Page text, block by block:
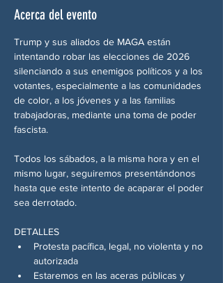
Acerca del evento
Trump y sus aliados de MAGA están
intentando robar las elecciones de 2026
silenciando a sus enemigos políticos y a los
votantes, especialmente a las comunidades
de color, a los jóvenes y a las familias
trabajadoras, mediante una toma de poder
fascista.
Todos los sábados, a la misma hora y en el
mismo lugar, seguiremos presentándonos
hasta que este intento de acaparar el poder
sea derrotado.
DETALLES
Protesta pacífica, legal, no violenta y no
autorizada
Estaremos en las aceras públicas y